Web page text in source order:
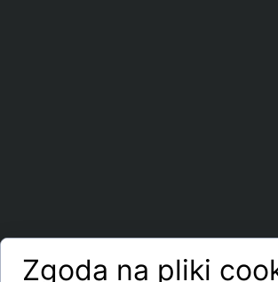
Zgoda na pliki